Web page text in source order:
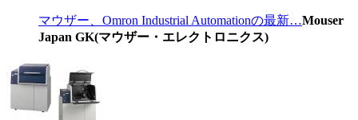
マウザー、Omron Industrial Automationの最新…Mouser
Japan GK(マウザー・エレクトロニクス)